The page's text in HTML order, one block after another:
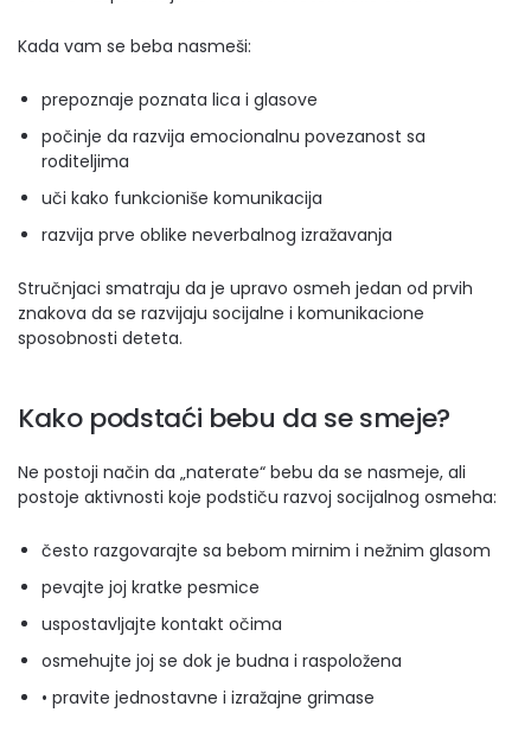
Kada vam se beba nasmeši:
prepoznaje poznata lica i glasove
počinje da razvija emocionalnu povezanost sa
roditeljima
uči kako funkcioniše komunikacija
razvija prve oblike neverbalnog izražavanja
Stručnjaci smatraju da je upravo osmeh jedan od prvih
znakova da se razvijaju socijalne i komunikacione
sposobnosti deteta.
Kako podstaći bebu da se smeje?
Ne postoji način da „naterate“ bebu da se nasmeje, ali
postoje aktivnosti koje podstiču razvoj socijalnog osmeha:
često razgovarajte sa bebom mirnim i nežnim glasom
pevajte joj kratke pesmice
uspostavljajte kontakt očima
osmehujte joj se dok je budna i raspoložena
• pravite jednostavne i izražajne grimase